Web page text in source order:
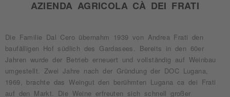
AZIENDA AGRICOLA CÀ DEI FRATI
Die Familie Dal Cero übernahm 1939 von Andrea Frati den
baufälligen Hof südlich des Gardasees. Bereits in den 60er
Jahren wurde der Betrieb erneuert und vollständig auf Weinbau
umgestellt. Zwei Jahre nach der Gründung der DOC Lugana,
1969, brachte das Weingut den berühmten Lugana ca dei Frati
auf den Markt. Die Weine erfreuten sich schnell großer